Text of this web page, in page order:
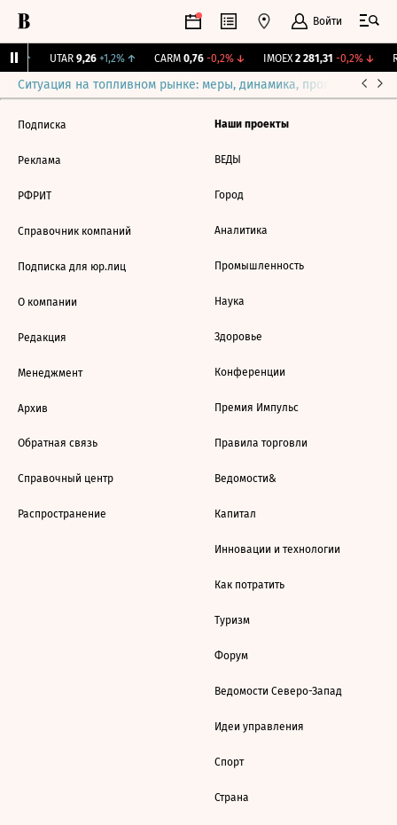
Войти
UTAR 9,26 +1,2%↑ CARM 0,76 -0,2%↓ IMOEX 2 281,31 -0,2%↓
Ситуация на топливном рынке: меры, динамика, прогнозы
Подписка
Реклама
РФРИТ
Справочник компаний
Подписка для юр.лиц
О компании
Редакция
Менеджмент
Архив
Обратная связь
Справочный центр
Распространение
Наши проекты
ВЕДЫ
Город
Аналитика
Промышленность
Наука
Здоровье
Конференции
Премия Импульс
Правила торговли
Ведомости&
Капитал
Инновации и технологии
Как потратить
Туризм
Форум
Ведомости Северо-Запад
Идеи управления
Спорт
Страна